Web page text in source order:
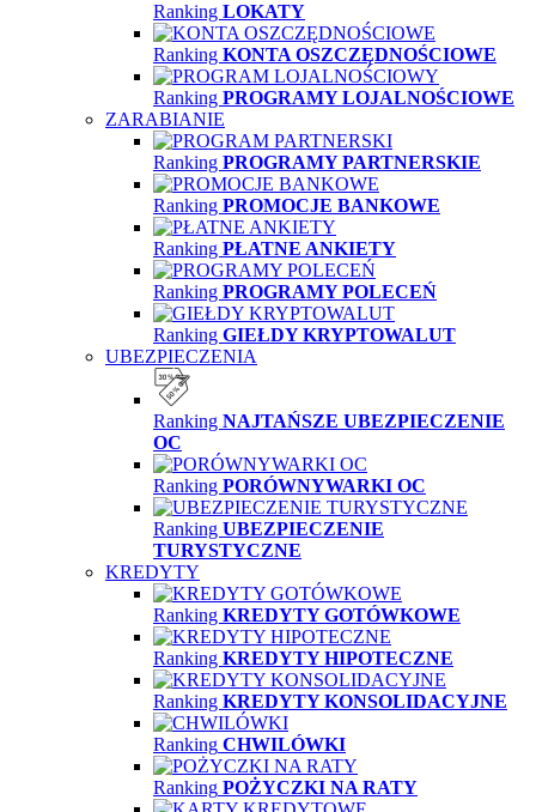
Ranking LOKATY
Ranking KONTA OSZCZĘDNOŚCIOWE
Ranking PROGRAMY LOJALNOŚCIOWE
ZARABIANIE
Ranking PROGRAMY PARTNERSKIE
Ranking PROMOCJE BANKOWE
Ranking PŁATNE ANKIETY
Ranking PROGRAMY POLECEŃ
Ranking GIEŁDY KRYPTOWALUT
UBEZPIECZENIA
Ranking NAJTAŃSZE UBEZPIECZENIE
OC
Ranking PORÓWNYWARKI OC
Ranking UBEZPIECZENIE
TURYSTYCZNE
KREDYTY
Ranking KREDYTY GOTÓWKOWE
Ranking KREDYTY HIPOTECZNE
Ranking KREDYTY KONSOLIDACYJNE
Ranking CHWILÓWKI
Ranking POŻYCZKI NA RATY